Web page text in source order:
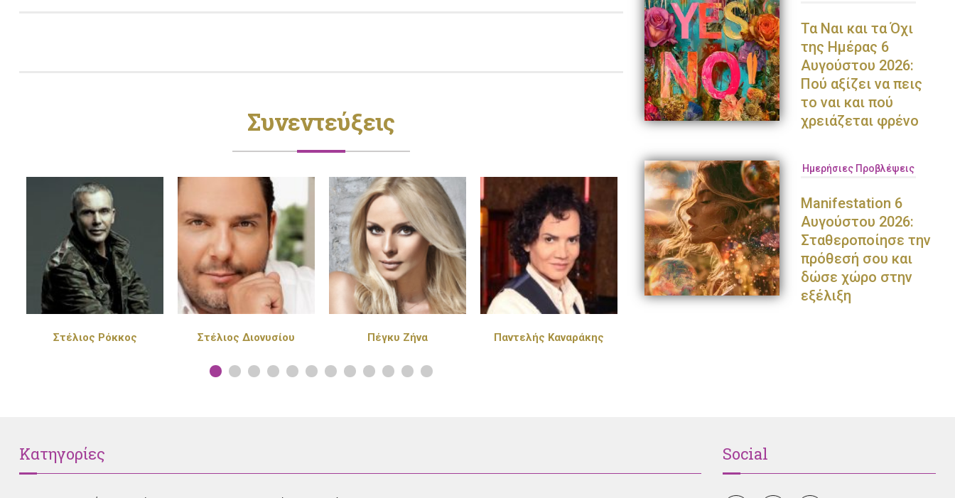
Συνεντεύξεις
Στέλιος Διονυσίου Πέγκυ Ζήνα Παντελής Καναράκης Πάνος Κιάμος
Τα Ναι και τα Όχι
της Ημέρας 6
Αυγούστου 2026:
Πού αξίζει να πεις
το ναι και πού
χρειάζεται φρένο
Ημερήσιες Προβλέψεις
Manifestation 6
Αυγούστου 2026:
Σταθεροποίησε την
πρόθεσή σου και
δώσε χώρο στην
εξέλιξη
Κατηγορίες Social